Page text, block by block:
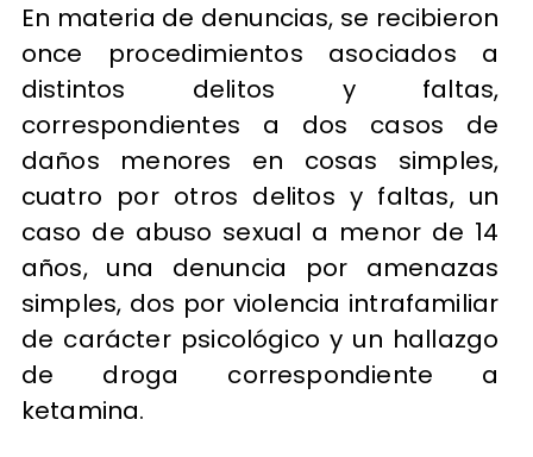
En materia de denuncias, se recibieron
once procedimientos asociados a
distintos delitos y faltas,
correspondientes a dos casos de
daños menores en cosas simples,
cuatro por otros delitos y faltas, un
caso de abuso sexual a menor de 14
años, una denuncia por amenazas
simples, dos por violencia intrafamiliar
de carácter psicológico y un hallazgo
de droga correspondiente a
ketamina.